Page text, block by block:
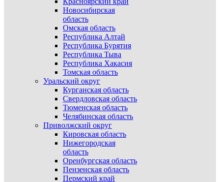
Новосибирская
область
Омская область
Республика Алтай
Республика Бурятия
Республика Тыва
Республика Хакасия
Томская область
Уральский округ
Курганская область
Свердловская область
Тюменская область
Челябинская область
Приволжский округ
Кировская область
Нижегородская
область
Оренбургская область
Пензенская область
Пермский край